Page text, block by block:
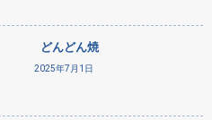
どんどん焼
2025年7月1日